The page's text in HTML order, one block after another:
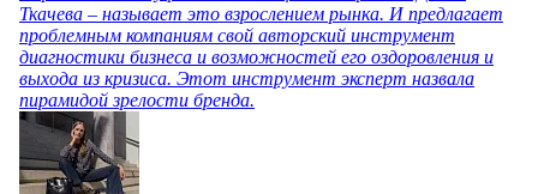
Ткачева – называет это взрослением рынка. И предлагает
проблемным компаниям свой авторский инструмент
диагностики бизнеса и возможностей его оздоровления и
выхода из кризиса. Этот инструмент эксперт назвала
пирамидой зрелости бренда.